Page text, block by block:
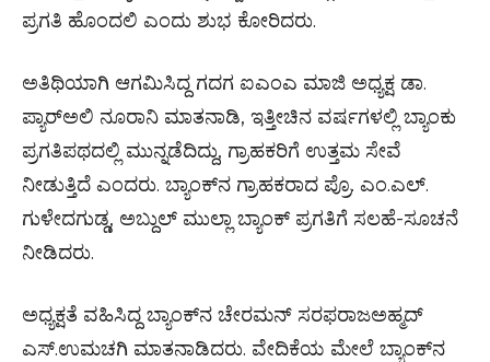
ಪ್ರಗತಿ ಹೊಂದಲಿ ಎಂದು ಶುಭ ಕೋರಿದರು.
ಅತಿಥಿಯಾಗಿ ಆಗಮಿಸಿದ್ದ ಗದಗ ಐಎಂಎ ಮಾಜಿ ಅಧ್ಯಕ್ಷ ಡಾ.
ಪ್ಯಾರ್‌ಅಲಿ ನೂರಾನಿ ಮಾತನಾಡಿ, ಇತ್ತೀಚಿನ ವರ್ಷಗಳಲ್ಲಿ ಬ್ಯಾಂಕು
ಪ್ರಗತಿಪಥದಲ್ಲಿ ಮುನ್ನಡೆದಿದ್ದು, ಗ್ರಾಹಕರಿಗೆ ಉತ್ತಮ ಸೇವೆ
ನೀಡುತ್ತಿದೆ ಎಂದರು. ಬ್ಯಾಂಕ್‌ನ ಗ್ರಾಹಕರಾದ ಪ್ರೊ. ಎಂ.ಎಲ್.
ಗುಳೇದಗುಡ್ಡ, ಅಬ್ದುಲ್ ಮುಲ್ಲಾ ಬ್ಯಾಂಕ್ ಪ್ರಗತಿಗೆ ಸಲಹೆ-ಸೂಚನೆ
ನೀಡಿದರು.
ಅಧ್ಯಕ್ಷತೆ ವಹಿಸಿದ್ದ ಬ್ಯಾಂಕ್‌ನ ಚೇರಮನ್ ಸರಫರಾಜಅಹ್ಮದ್
ಎಸ್.ಉಮಚಗಿ ಮಾತನಾಡಿದರು. ವೇದಿಕೆಯ ಮೇಲೆ ಬ್ಯಾಂಕ್‌ನ